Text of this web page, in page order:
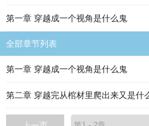
第一章 穿越成一个视角是什么鬼
全部章节列表
第一章 穿越成一个视角是什么鬼
第二章 穿越完从棺材里爬出来又是什